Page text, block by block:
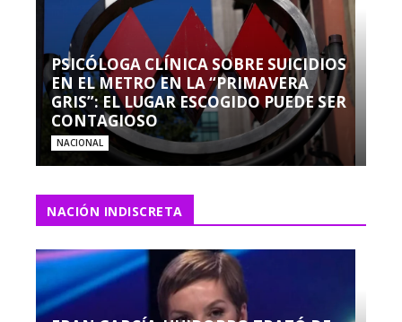
PSICÓLOGA CLÍNICA SOBRE SUICIDIOS
EN EL METRO EN LA “PRIMAVERA
GRIS”: EL LUGAR ESCOGIDO PUEDE SER
CONTAGIOSO
NACIONAL
NACIÓN INDISCRETA